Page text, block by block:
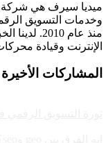
ميديا ​​سيرف هي شركة
وخدمات التسويق
منذ عام
الإنترنت وقيادة
المشاركات الأخيرة